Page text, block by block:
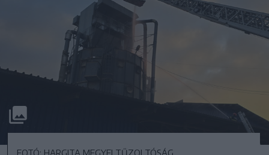
FOTÓ: HARGITA MEGYEI TŰZOLTÓSÁG